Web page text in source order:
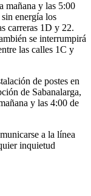
mañana y las 5:00
energía los
carreras 1D y 22.
se interrumpirá
las calles 1C y
de postes en
de Sabanalarga,
y las 4:00 de
a la línea
inquietud